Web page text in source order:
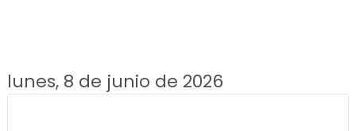
lunes, 8 de junio de 2026